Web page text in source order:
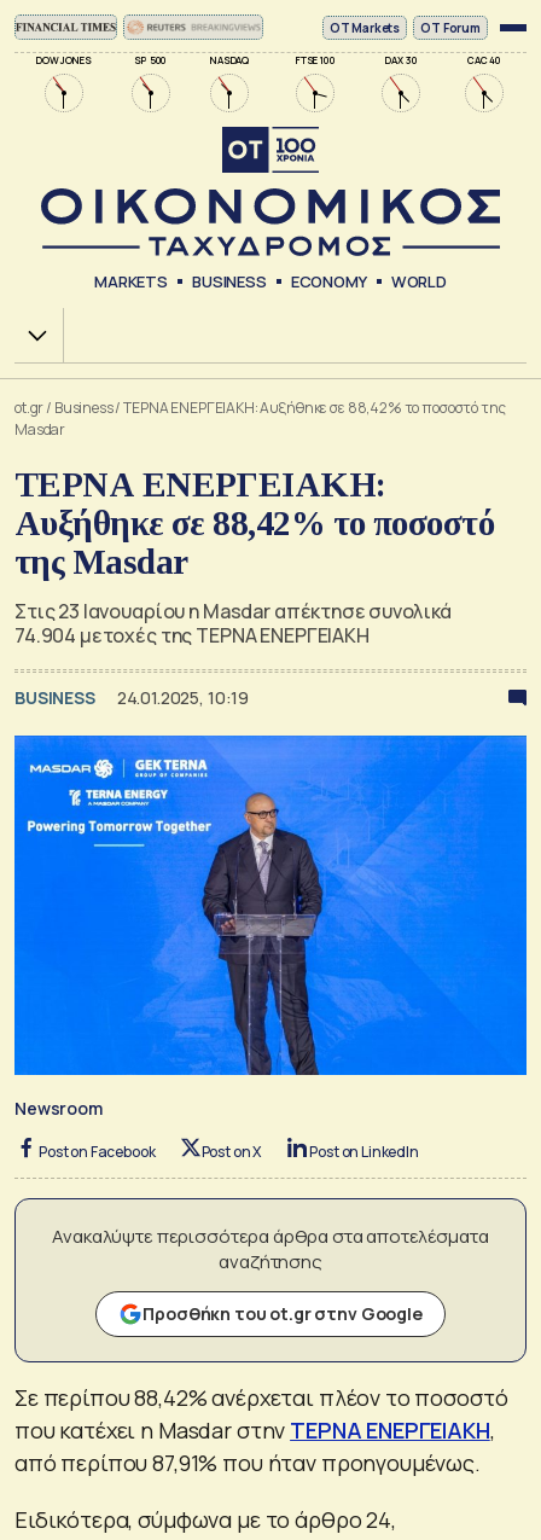
DOW JONES SP 500 NASDAQ FTSE 100 DAX 30 CAC 40
ΟΤ Markets OT Forum
MARKETS BUSINESS ECONOMY WORLD
Χ.Α.
ot.gr/ Business/ΤΕΡΝΑ ΕΝΕΡΓΕΙΑΚΗ: Αυξήθηκε σε 88,42% το ποσοστό της
Masdar
ΤΕΡΝΑ ΕΝΕΡΓΕΙΑΚΗ:
Αυξήθηκε σε 88,42% το ποσοστό
της Masdar
Στις 23 Ιανουαρίου η Masdar απέκτησε συνολικά
74.904 μετοχές της ΤΕΡΝΑ ΕΝΕΡΓΕΙΑΚΗ
BUSINESS 24.01.2025, 10:19
Newsroom
Post on Facebook Post on X Post on LinkedIn
Ανακαλύψτε περισσότερα άρθρα στα αποτελέσματα
αναζήτησης
Προσθήκη του ot.gr στην Google
Σε περίπου 88,42% ανέρχεται πλέον το ποσοστό
που κατέχει η Masdar στην ΤΕΡΝΑ ΕΝΕΡΓΕΙΑΚΗ,
από περίπου 87,91% που ήταν προηγουμένως.
Ειδικότερα, σύμφωνα με το άρθρο 24,